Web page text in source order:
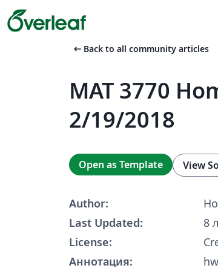
arrow_left_alt Back to all community articles
MAT 3770
2/19/2018
Open as Template View
Author:
Last Updated:
8
License:
Аннотация:
hw